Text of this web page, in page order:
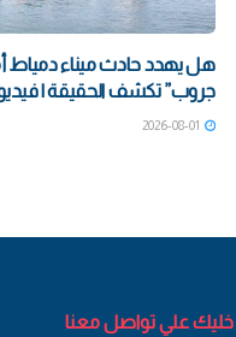
هل يهدد حادث ميناء
جروب” تكشف الحقيقة |
خليك علي تواصل معنا